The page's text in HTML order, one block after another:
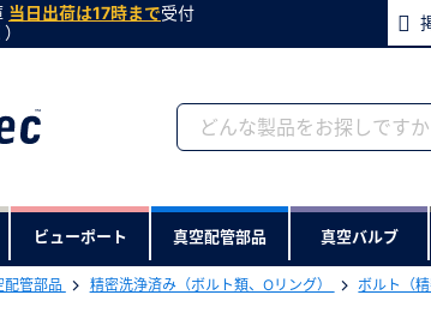
当日出荷は17時まで受付
ビューポート 真空配管部品 真空バルブ
配管部品 精密洗浄済み（ボルト類、Oリング） ボルト（
品のRoHS2適合報告書のダウンロードをします
会員登録がお済みでない方
をすれば、便利な機能がご利用いただけます。